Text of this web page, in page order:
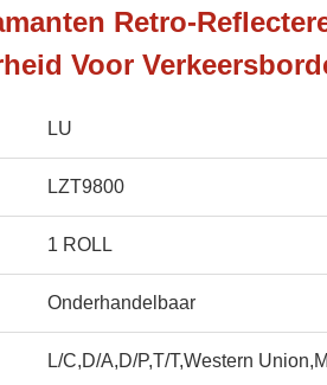
Retro-
Voor
LU
LZT9800
1 ROLL
Onderhandelbaar
L/C,D/A,D/P,T/T,Western